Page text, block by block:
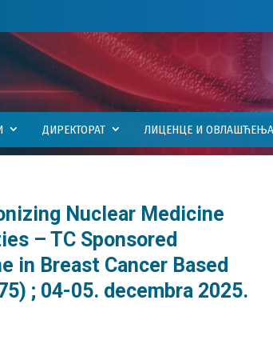
ДИРЕКТОРАТ ЛИЦЕНЦЕ И ОВЛАШЋЕЊА
Nuclear Medicine
– TC Sponsored
in Breast Cancer Based
; 04-05. decembra 2025.